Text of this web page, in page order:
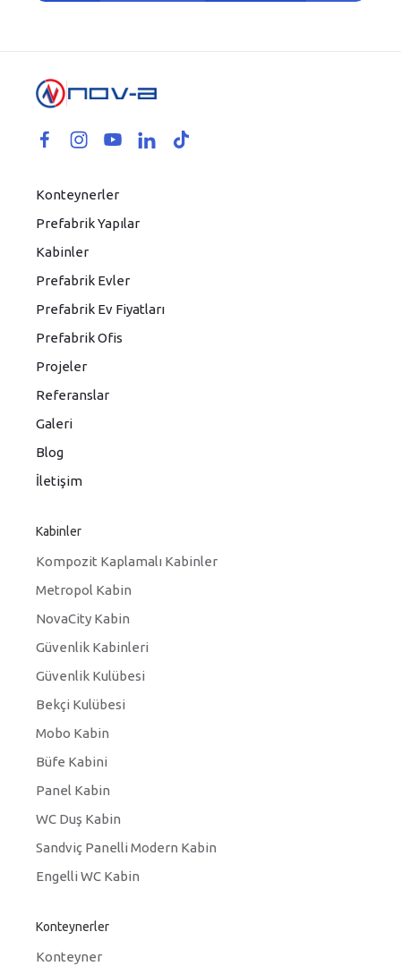
Konteynerler
Prefabrik Yapılar
Kabinler
Prefabrik Evler
Prefabrik Ev Fiyatları
Prefabrik Ofis
Projeler
Referanslar
Galeri
Blog
İletişim
Kabinler
Kompozit Kaplamalı Kabinler
Metropol Kabin
NovaCity Kabin
Güvenlik Kabinleri
Güvenlik Kulübesi
Bekçi Kulübesi
Mobo Kabin
Büfe Kabini
Panel Kabin
WC Duş Kabin
Sandviç Panelli Modern Kabin
Engelli WC Kabin
Konteynerler
Konteyner